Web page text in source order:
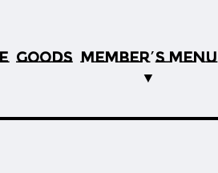
GOODS MEMBER’S MENU